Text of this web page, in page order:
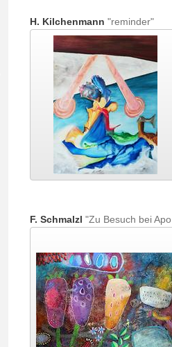
H. Kilchenmann "reminder"
F. Schmalzl "Zu Besuch bei Apostel Johannes (mit Banane als Gastgeschenk)"